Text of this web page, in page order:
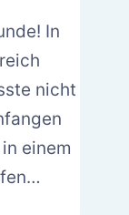
In
nicht
einem